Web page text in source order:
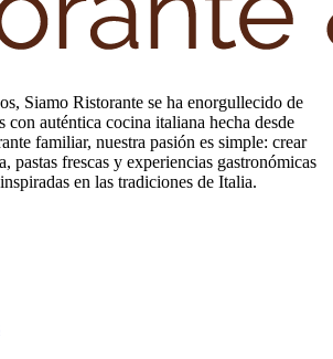
Siamo Ristorante se ha enorgullecido de
auténtica cocina italiana hecha desde
familiar, nuestra pasión es simple: crear
pastas frescas y experiencias gastronómicas
en las tradiciones de Italia.